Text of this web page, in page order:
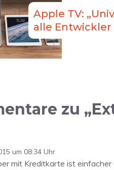
Apple TV:
alle Entwickler
zu
um 08:34 Uhr
mit Kreditkarte ist